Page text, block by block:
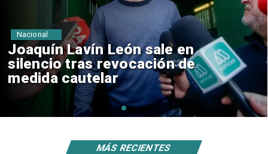
Chile y Venezuela formalizan
reinicio de relaciones
consulares
Nacional
MÁS RECIENTES